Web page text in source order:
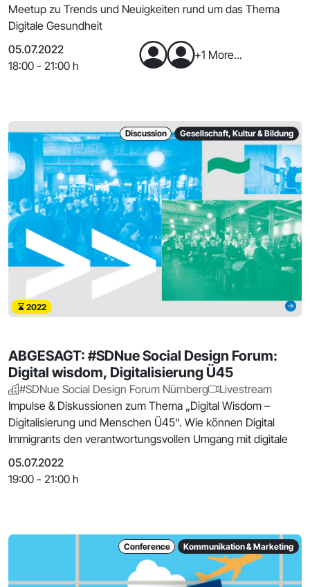
Meetup zu Trends und Neuigkeiten rund um das Thema
Digitale Gesundheit
05.07.2022
18:00 - 21:00 h
+1 More...
Discussion Gesellschaft, Kultur & Bildung
2022
ABGESAGT: #SDNue Social Design Forum:
Digital wisdom, Digitalisierung Ü45
#SDNue Social Design Forum Nürnberg
Livestream
Impulse & Diskussionen zum Thema „Digital Wisdom –
Digitalisierung und Menschen Ü45“. Wie können Digital
Immigrants den verantwortungsvollen Umgang mit digitale
05.07.2022
19:00 - 21:00 h
Conference Kommunikation & Marketing